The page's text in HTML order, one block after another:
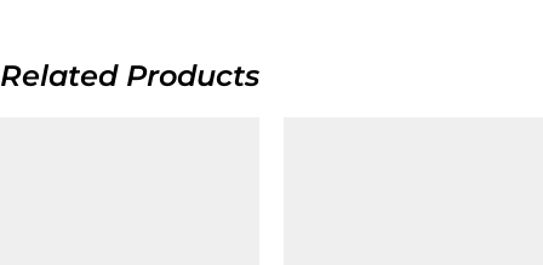
Related Products